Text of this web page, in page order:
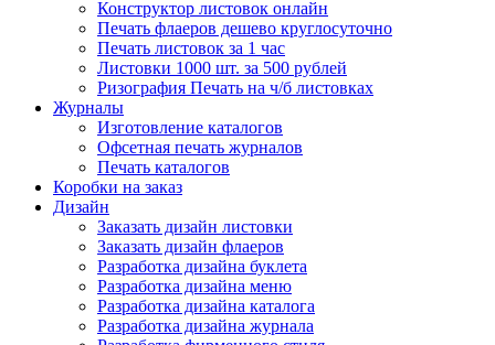
Конструктор листовок онлайн
Печать флаеров дешево круглосуточно
Печать листовок за 1 час
Листовки 1000 шт. за 500 рублей
Ризография Печать на ч/б листовках
Журналы
Изготовление каталогов
Офсетная печать журналов
Печать каталогов
Коробки на заказ
Дизайн
Заказать дизайн листовки
Заказать дизайн флаеров
Разработка дизайна буклета
Разработка дизайна меню
Разработка дизайна каталога
Разработка дизайна журнала